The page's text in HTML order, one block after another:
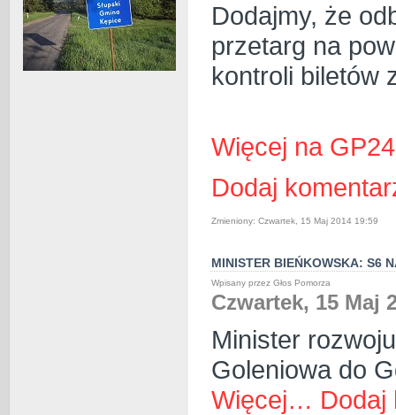
Dodajmy, że
przetarg na
kontroli biletów
Więcej na
Dodaj
Zmieniony: Czwartek, 15 Maj 2014 19:59
MINISTER BIEŃKOWSKA: S6
Wpisany przez Głos Pomorza
Czwartek, 15 Maj
Minister
Goleniowa do
Więcej… Dodaj